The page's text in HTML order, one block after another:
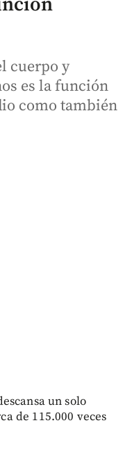
cuerpo y
es la función
como también
un solo
de 115.000 veces